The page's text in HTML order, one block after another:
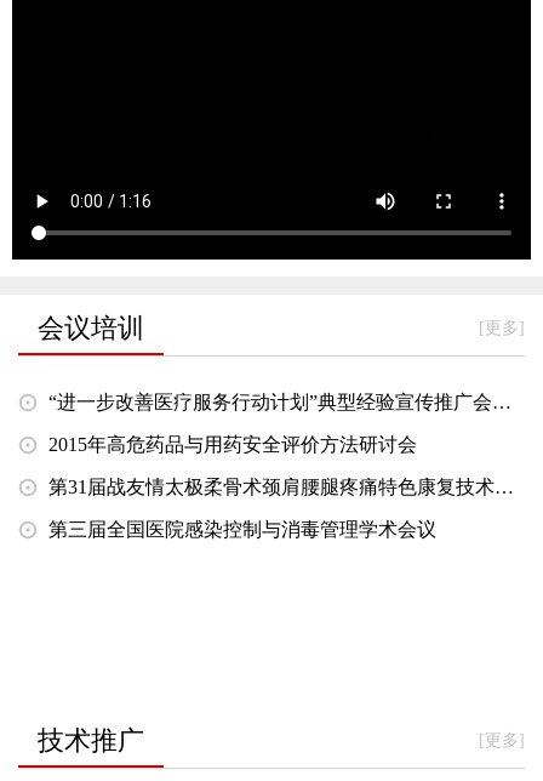
会议培训 [更多]
“进一步改善医疗服务行动计划”典型经验宣传推广会在京召开
2015年高危药品与用药安全评价方法研讨会
第31届战友情太极柔骨术颈肩腰腿疼痛特色康复技术培训班会议纪要
第三届全国医院感染控制与消毒管理学术会议
技术推广 [更多]